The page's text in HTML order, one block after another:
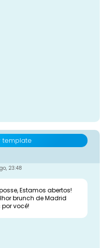
template
23:48
Estamos abertos!
brunch de Madrid
você!